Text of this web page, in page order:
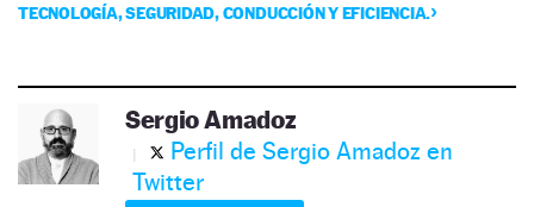
TECNOLOGÍA, SEGURIDAD, CONDUCCIÓN Y EFICIENCIA.
Sergio Amadoz
Perfil de Sergio Amadoz en
Twitter